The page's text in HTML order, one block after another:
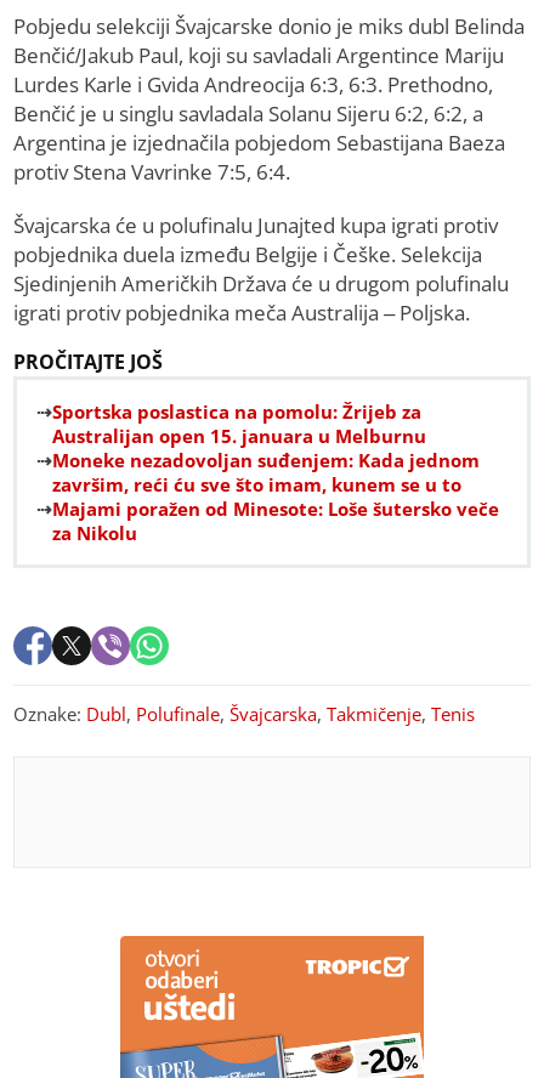
Pobjedu selekciji Švajcarske donio je miks dubl Belinda
Benčić/Jakub Paul, koji su savladali Argentince Mariju
Lurdes Karle i Gvida Andreocija 6:3, 6:3. Prethodno,
Benčić je u singlu savladala Solanu Sijeru 6:2, 6:2, a
Argentina je izjednačila pobjedom Sebastijana Baeza
protiv Stena Vavrinke 7:5, 6:4.
Švajcarska će u polufinalu Junajted kupa igrati protiv
pobjednika duela između Belgije i Češke. Selekcija
Sjedinjenih Američkih Država će u drugom polufinalu
igrati protiv pobjednika meča Australija – Poljska.
PROČITAJTE JOŠ
Sportska poslastica na pomolu: Žrijeb za
Australijan open 15. januara u Melburnu
Moneke nezadovoljan suđenjem: Kada jednom
završim, reći ću sve što imam, kunem se u to
Majami poražen od Minesote: Loše šutersko veče
za Nikolu
Oznake: Dubl, Polufinale,Švajcarska,Takmičenje,Tenis